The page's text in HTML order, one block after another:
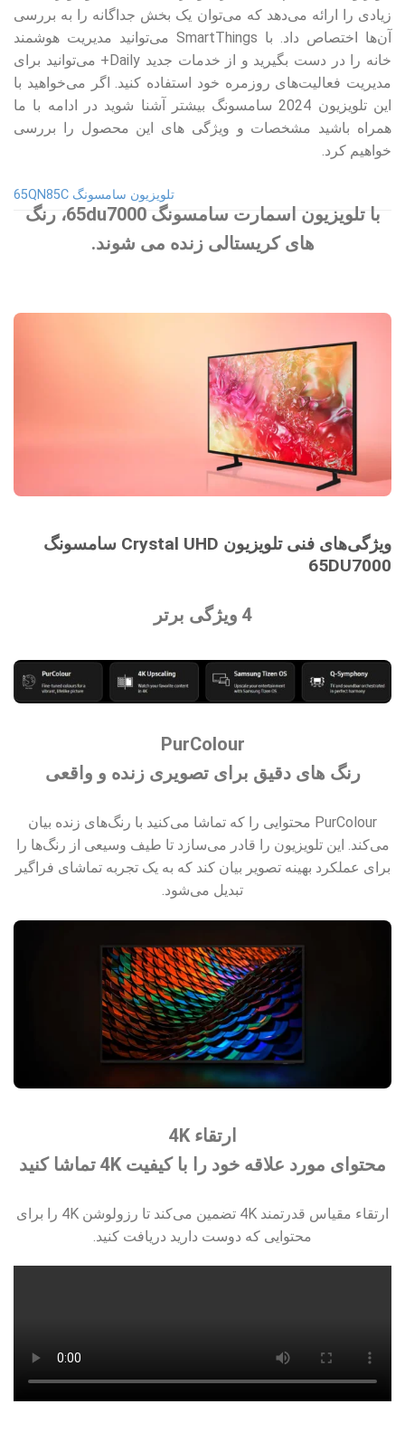
زیادی را ارائه می‌دهد که می‌توان یک بخش جداگانه را به بررسی
آن‌ها اختصاص داد. با SmartThings می‌توانید مدیریت هوشمند
خانه را در دست بگیرید و از خدمات جدید Daily+ می‌توانید برای
مدیریت فعالیت‌های روزمره خود استفاده کنید. اگر می‌خواهید با
این تلویزیون 2024 سامسونگ بیشتر آشنا شوید در ادامه با ما
همراه باشید مشخصات و ویژگی های این محصول را بررسی
خواهیم کرد.
تلویزیون سامسونگ 65QN85C
با تلویزیون اسمارت سامسونگ 65du7000، رنگ
های کریستالی زنده می شوند.
ویژگی‌های فنی تلویزیون Crystal UHD سامسونگ
65DU7000
4 ویژگی برتر
PurColour
رنگ های دقیق برای تصویری زنده و واقعی
PurColour محتوایی را که تماشا می‌کنید با رنگ‌های زنده بیان
می‌کند. این تلویزیون را قادر می‌سازد تا طیف وسیعی از رنگ‌ها را
برای عملکرد بهینه تصویر بیان کند که به یک تجربه تماشای فراگیر
تبدیل می‌شود.
ارتقاء 4K
محتوای مورد علاقه خود را با کیفیت 4K تماشا کنید
ارتقاء مقیاس قدرتمند 4K تضمین می‌کند تا رزولوشن 4K را برای
محتوایی که دوست دارید دریافت کنید.